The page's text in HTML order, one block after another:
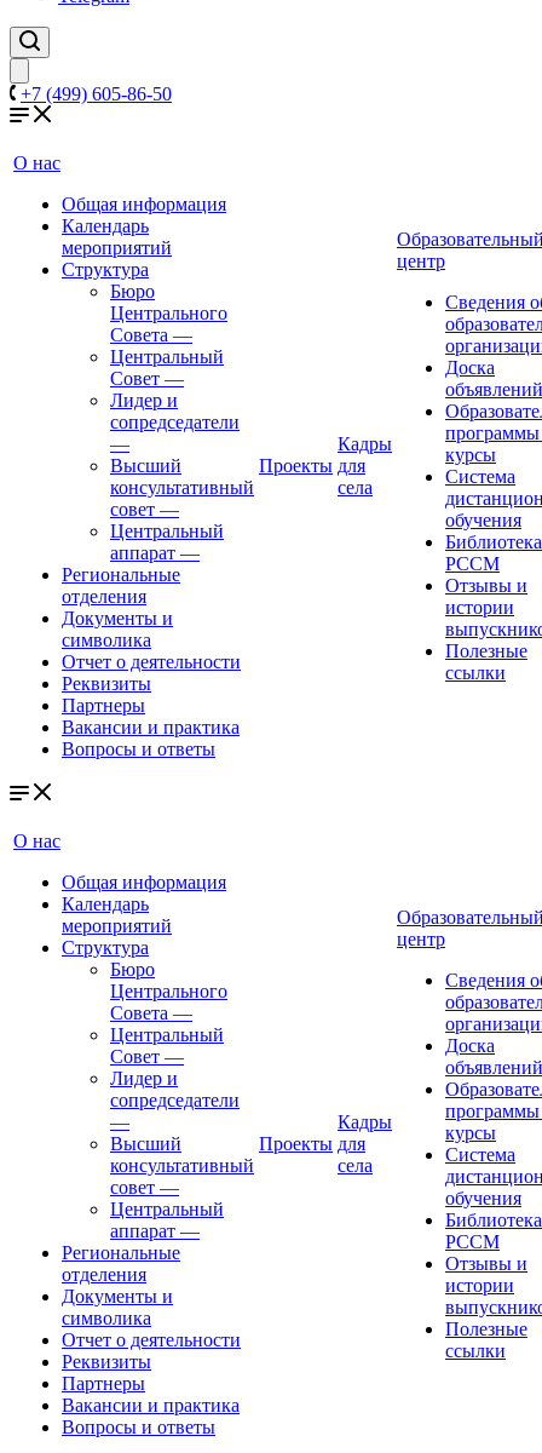
+7 (499) 605-86-50
О нас
Общая информация
Календарь
мероприятий
Структура
Бюро
Центрального
Совета —
Центральный
Совет —
Лидер и
сопредседатели
—
Высший
консультативный
совет —
Центральный
аппарат —
Региональные
отделения
Документы и
символика
Отчет о деятельности
Реквизиты
Партнеры
Вакансии и практика
Вопросы и ответы
Проекты
Кадры
для
села
центр
Сведения
Доска
объявлений
курсы
Система
обучения
Библиотека
РССМ
Отзывы и
истории
Полезные
ссылки
О нас
Общая информация
Календарь
мероприятий
Структура
Бюро
Центрального
Совета —
Центральный
Совет —
Лидер и
сопредседатели
—
Высший
консультативный
совет —
Центральный
аппарат —
Региональные
отделения
Документы и
символика
Отчет о деятельности
Реквизиты
Партнеры
Вакансии и практика
Вопросы и ответы
Проекты
Кадры
для
села
центр
Сведения
Доска
объявлений
курсы
Система
обучения
Библиотека
РССМ
Отзывы и
истории
Полезные
ссылки